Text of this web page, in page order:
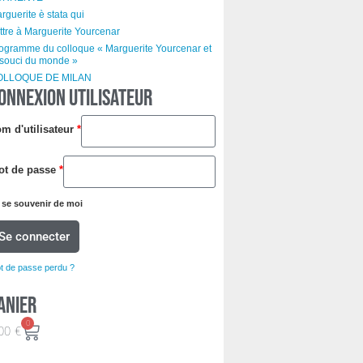
è stata qui
à Marguerite Yourcenar
du colloque « Marguerite Yourcenar et
du monde »
DE MILAN
UTILISATEUR
d'utilisateur *
de passe *
se souvenir de moi
connecter
de passe perdu ?
€
0